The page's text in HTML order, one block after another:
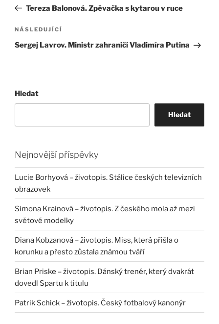
příspěvek
příspěvek
Tereza Balonová. Zpěvačka s kytarou v ruce
Následující
příspěvek
NÁSLEDUJÍCÍ
Sergej Lavrov. Ministr zahraničí Vladimíra Putina
Hledat
Hledat
Nejnovější příspěvky
Lucie Borhyová – životopis. Stálice českých televizních
obrazovek
Simona Krainová – životopis. Z českého mola až mezi
světové modelky
Diana Kobzanová – životopis. Miss, která přišla o
korunku a přesto zůstala známou tváří
Brian Priske – životopis. Dánský trenér, který dvakrát
dovedl Spartu k titulu
Patrik Schick – životopis. Český fotbalový kanonýr